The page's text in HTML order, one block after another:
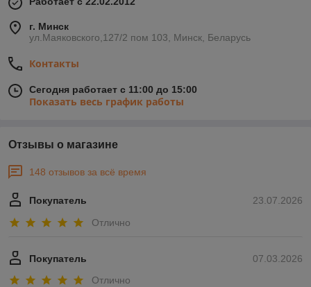
г. Минск
ул.Маяковского,127/2 пом 103, Минск, Беларусь
Контакты
Сегодня работает с 11:00 до 15:00
Показать весь график работы
Отзывы о магазине
148 отзывов за всё время
23.07.2026
Покупатель
Отлично
07.03.2026
Покупатель
Отлично